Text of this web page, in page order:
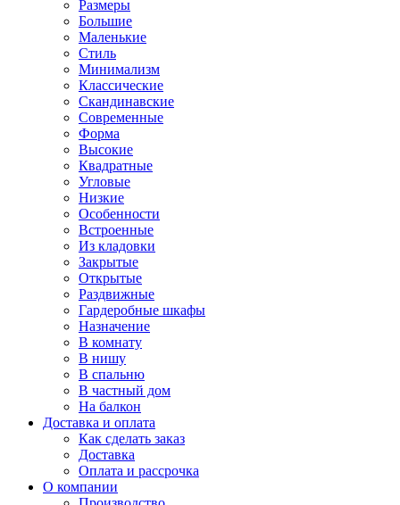
Размеры
Большие
Маленькие
Стиль
Минимализм
Классические
Скандинавские
Современные
Форма
Высокие
Квадратные
Угловые
Низкие
Особенности
Встроенные
Из кладовки
Закрытые
Открытые
Раздвижные
Гардеробные шкафы
Назначение
В комнату
В нишу
В спальню
В частный дом
На балкон
Доставка и оплата
Как сделать заказ
Доставка
Оплата и рассрочка
О компании